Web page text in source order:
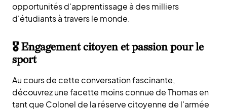
opportunités d'apprentissage à des milliers
d'étudiants à travers le monde.
🎖 Engagement citoyen et passion pour le
sport
Au cours de cette conversation fascinante,
découvrez une facette moins connue de Thomas en
tant que Colonel de la réserve citoyenne de l'armée